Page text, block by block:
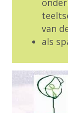
van
als